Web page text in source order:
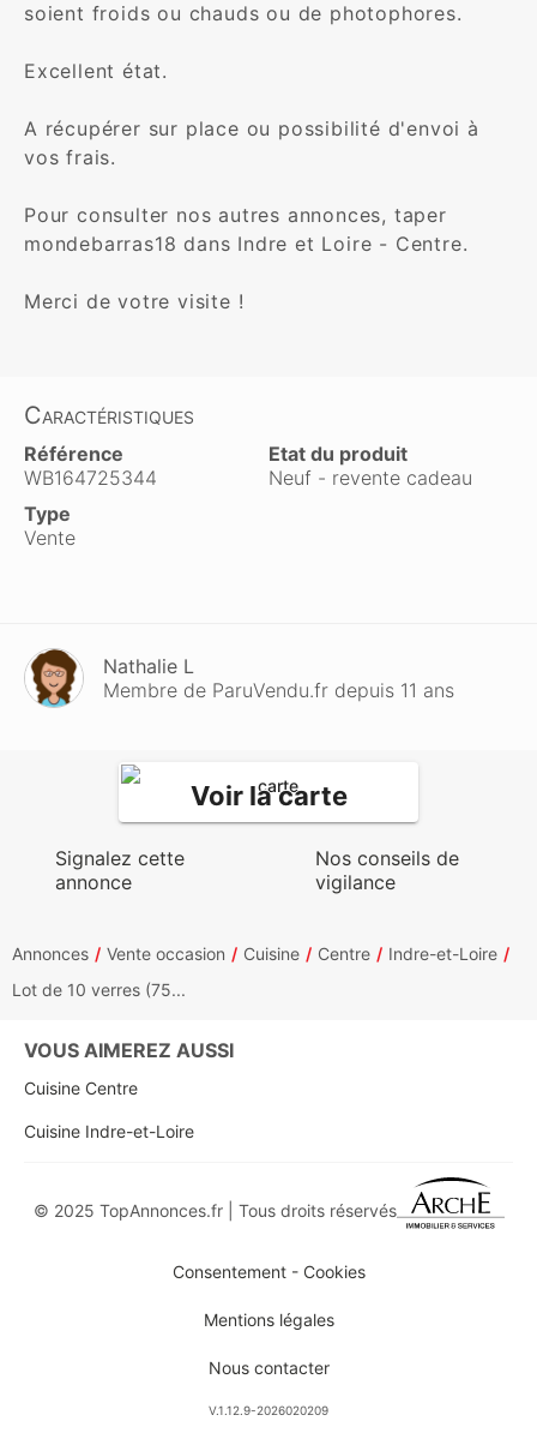
soient froids ou chauds ou de photophores.
Excellent état.
A récupérer sur place ou possibilité d'envoi à
vos frais.
Pour consulter nos autres annonces, taper
mondebarras18 dans Indre et Loire - Centre.
Merci de votre visite !
Caractéristiques
Référence
WB164725344
Etat du produit
Neuf - revente cadeau
Type
Vente
Nathalie L
Membre de ParuVendu.fr depuis 11 ans
Voir la carte
Signalez cette
annonce
Nos conseils de
vigilance
Annonces Vente occasion Cuisine Centre
Indre-et-Loire
Lot de 10 verres (75...
VOUS AIMEREZ AUSSI
Cuisine Centre
Cuisine Indre-et-Loire
© 2025 TopAnnonces.fr | Tous droits réservés
Consentement - Cookies
Mentions légales
Nous contacter
V.1.12.9-2026020209